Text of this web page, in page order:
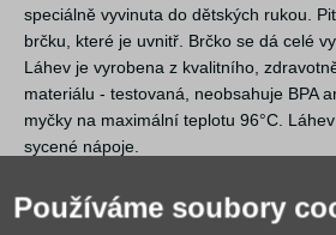
speciálně vyvinuta do dětských rukou.
brčku, které je uvnitř. Brčko se dá celé
Láhev je vyrobena z kvalitního,
materiálu - testovaná, neobsahuje BPA
myčky na maximální teplotu 96°C.
sycené nápoje.
Používáme soubory